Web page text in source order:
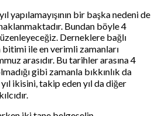
yapılamayışının bir başka nedeni de
Bundan böyle 4
Derneklere bağlı
bitimi ile en verimli zamanları
arasıdır. Bu tarihler arasına 4
gibi zamanla bıkkınlık da
ikisini, takip eden yıl da diğer